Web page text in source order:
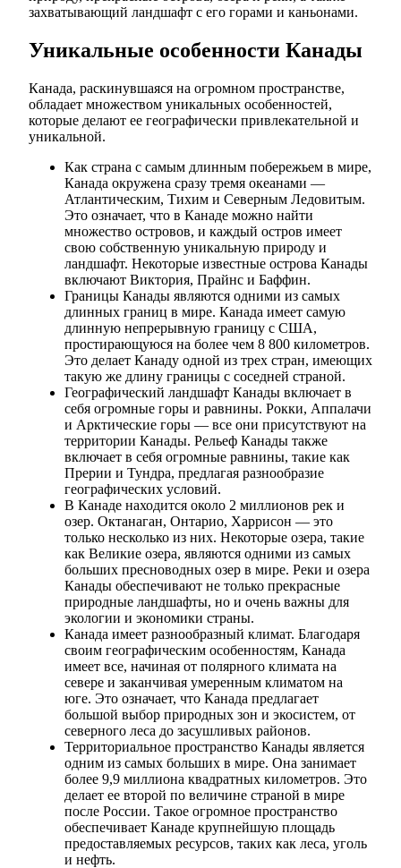
захватывающий ландшафт с его горами и каньонами.
Уникальные особенности Канады
Канада, раскинувшаяся на огромном пространстве,
обладает множеством уникальных особенностей,
которые делают ее географически привлекательной и
уникальной.
Как страна с самым длинным побережьем в мире,
Канада окружена сразу тремя океанами —
Атлантическим, Тихим и Северным Ледовитым.
Это означает, что в Канаде можно найти
множество островов, и каждый остров имеет
свою собственную уникальную природу и
ландшафт. Некоторые известные острова Канады
включают Виктория, Прайнс и Баффин.
Границы Канады являются одними из самых
длинных границ в мире. Канада имеет самую
длинную непрерывную границу с США,
простирающуюся на более чем 8 800 километров.
Это делает Канаду одной из трех стран, имеющих
такую же длину границы с соседней страной.
Географический ландшафт Канады включает в
себя огромные горы и равнины. Рокки, Аппалачи
и Арктические горы — все они присутствуют на
территории Канады. Рельеф Канады также
включает в себя огромные равнины, такие как
Прерии и Тундра, предлагая разнообразие
географических условий.
В Канаде находится около 2 миллионов рек и
озер. Октанаган, Онтарио, Харрисон — это
только несколько из них. Некоторые озера, такие
как Великие озера, являются одними из самых
больших пресноводных озер в мире. Реки и озера
Канады обеспечивают не только прекрасные
природные ландшафты, но и очень важны для
экологии и экономики страны.
Канада имеет разнообразный климат. Благодаря
своим географическим особенностям, Канада
имеет все, начиная от полярного климата на
севере и заканчивая умеренным климатом на
юге. Это означает, что Канада предлагает
большой выбор природных зон и экосистем, от
северного леса до засушливых районов.
Территориальное пространство Канады является
одним из самых больших в мире. Она занимает
более 9,9 миллиона квадратных километров. Это
делает ее второй по величине страной в мире
после России. Такое огромное пространство
обеспечивает Канаде крупнейшую площадь
предоставляемых ресурсов, таких как леса, уголь
и нефть.